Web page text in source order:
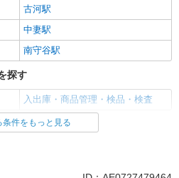
古河駅
中妻駅
南守谷駅
探す
入出庫・商品管理・検品・検査
人を探す
条件をもっと見る